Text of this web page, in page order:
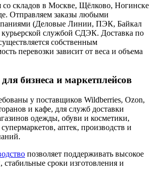
со складов в Москве, Щёлково, Ногинске
Отправляем заказы любыми
(Деловые Линии, ПЭК, Байкал
службой СДЭК. Доставка по
собственным
перевозки зависит от веса и объема
бизнеса и маркетплейсов
у поставщиков Wildberries, Ozon,
и кафе, для служб доставки
одежды, обуви и косметики,
аптек, производств и
позволяет поддерживать высокое
стабильные сроки изготовления и